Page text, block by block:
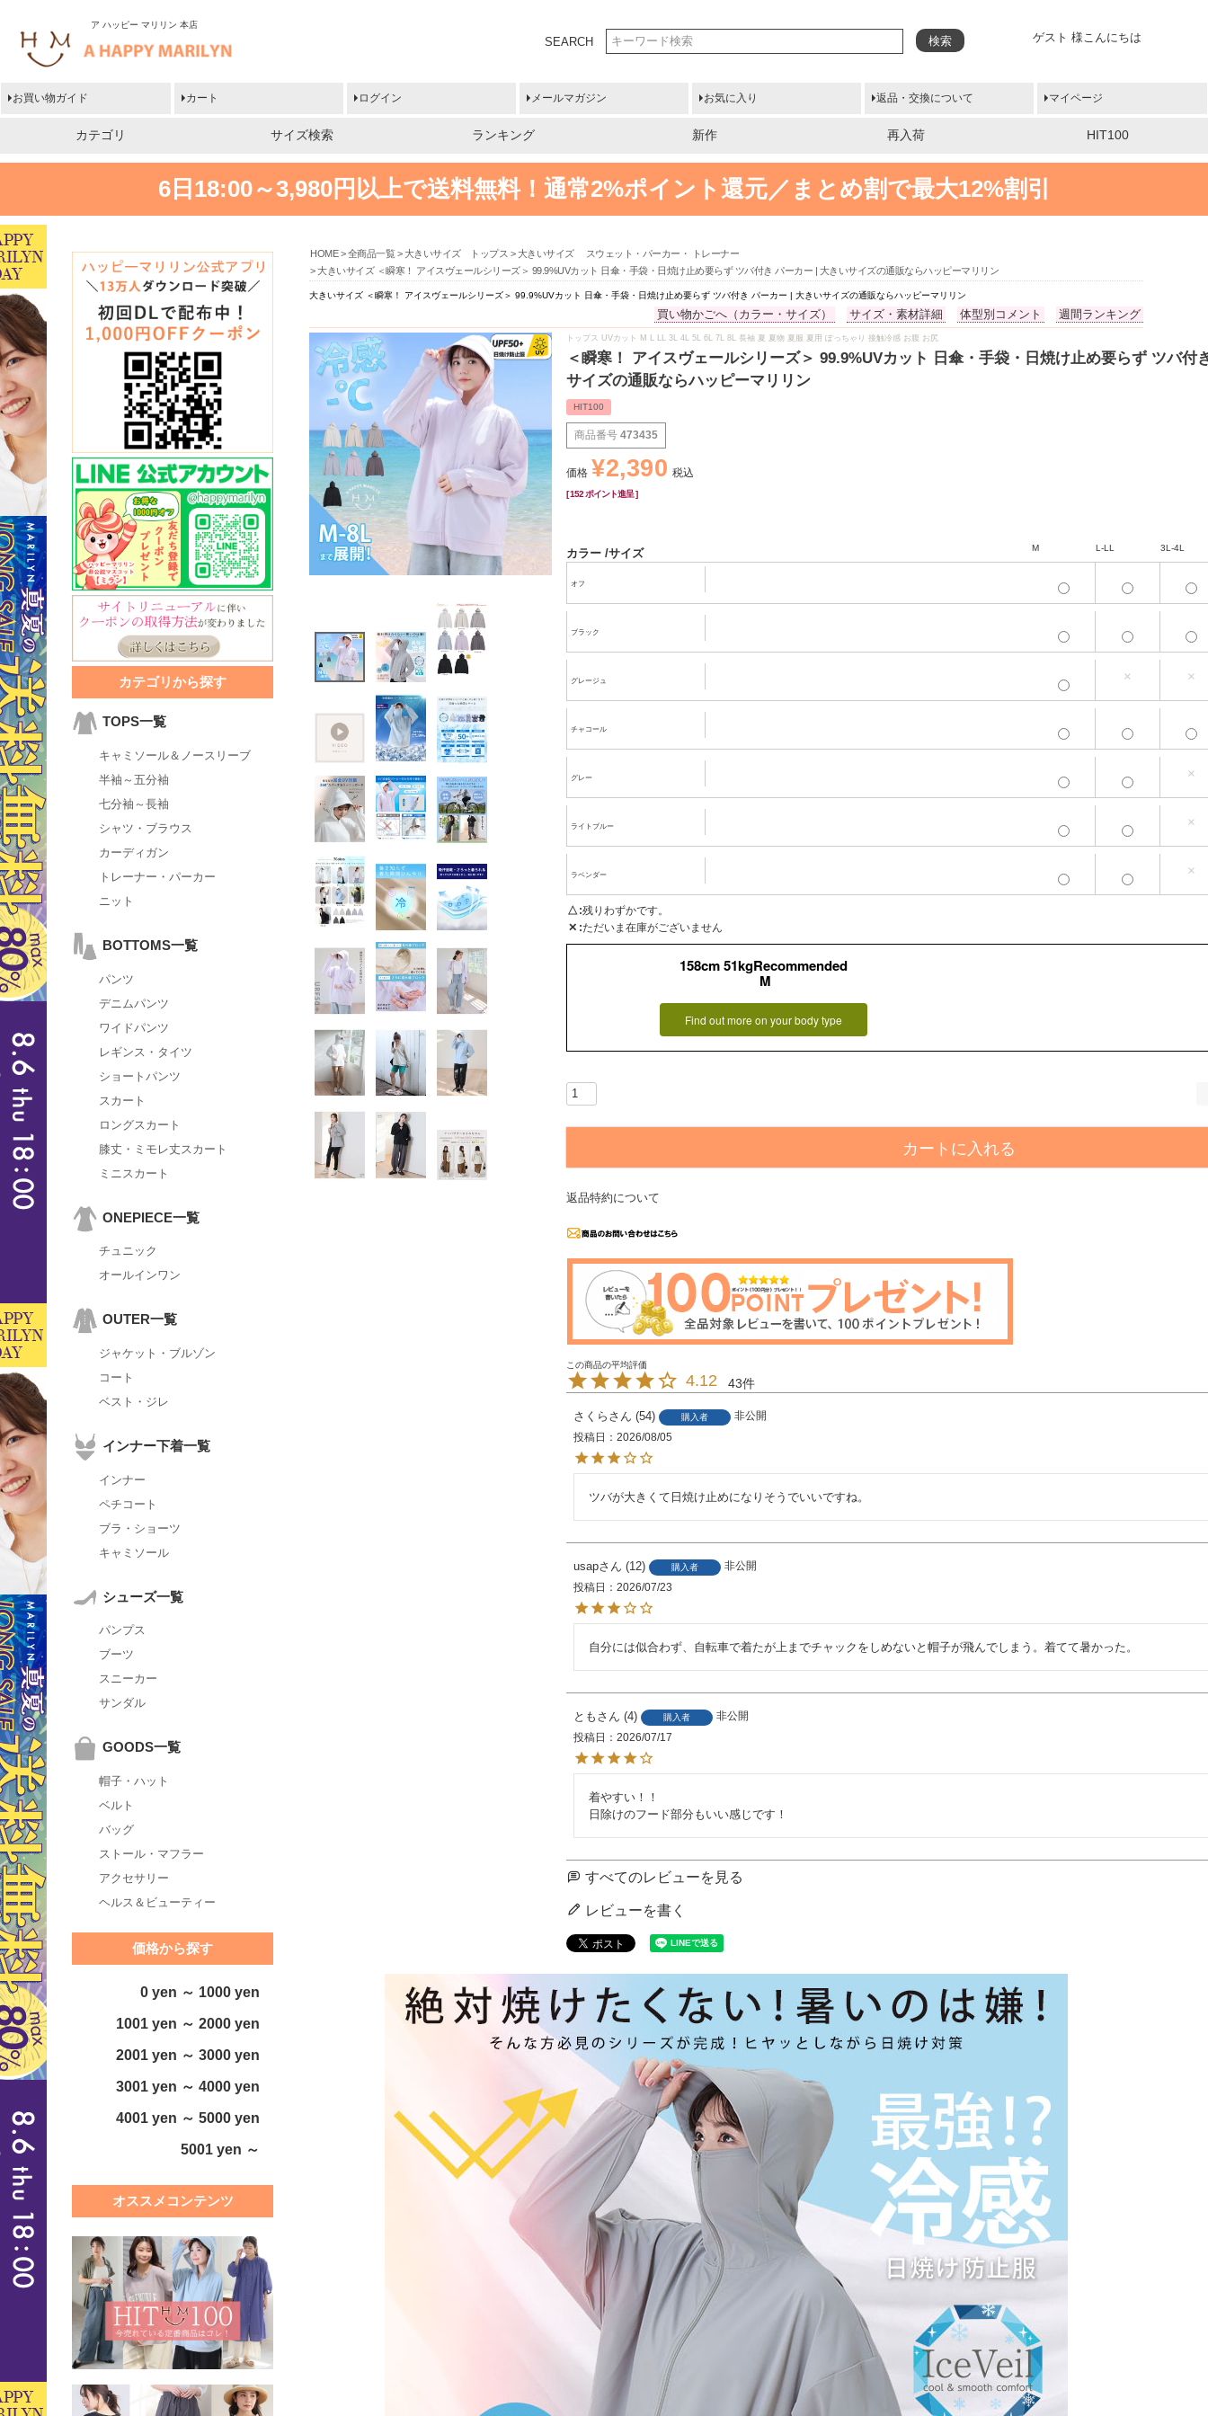
ア ハッピー マリリン 本店
ゲスト 様こんにちは
SEARCH 検索
お買い物ガイド カート ログイン メールマガジン お気に入り 返品・交換について マイページ
カテゴリ サイズ検索 ランキング 新作 再入荷 HIT100
6日18:00～3,980円以上で送料無料！ 通常2%ポイント還元／まとめ割で最大12%割引
カテゴリから探す
TOPS一覧
キャミソール＆ノースリーブ
半袖～五分袖
七分袖～長袖
シャツ・ブラウス
カーディガン
トレーナー・パーカー
ニット
BOTTOMS一覧
パンツ
デニムパンツ
ワイドパンツ
レギンス・タイツ
ショートパンツ
スカート
ロングスカート
膝丈・ミモレ丈スカート
ミニスカート
ONEPIECE一覧
チュニック
オールインワン
OUTER一覧
ジャケット・ブルゾン
コート
ベスト・ジレ
インナー下着一覧
インナー
ペチコート
ブラ・ショーツ
キャミソール
シューズ一覧
パンプス
ブーツ
スニーカー
サンダル
GOODS一覧
帽子・ハット
ベルト
バッグ
ストール・マフラー
アクセサリー
ヘルス＆ビューティー
価格から探す
0 yen ～ 1000 yen
1001 yen ～ 2000 yen
2001 yen ～ 3000 yen
3001 yen ～ 4000 yen
4001 yen ～ 5000 yen
5001 yen ～
オススメコンテンツ
HOME 全商品一覧 大きいサイズ トップス
大きいサイズ スウェット・パーカー・ トレーナー
大きいサイズ ＜瞬寒！ アイスヴェールシリーズ＞ 99.9%UVカット 日傘・手袋・日焼け止め要らず ツバ付き パーカー | 大きいサイズの通販ならハッピーマリリン
大きいサイズ ＜瞬寒！ アイスヴェールシリーズ＞ 99.9%UVカット 日傘・手袋・日焼け止め要らず ツバ付き パーカー | 大きいサイズの通販ならハッピーマリリン
買い物かごへ（カラー・サイズ） サイズ・素材詳細 体型別コメント 週間ランキング
トップス UVカット M L LL 3L 4L 5L 6L 7L 8L 長袖 夏 夏物 夏服 夏用 ぽっちゃり 接触冷感 お腹 お尻
＜瞬寒！ アイスヴェールシリーズ＞ 99.9%UVカット 日傘・手袋・日焼け止め要らず ツバ付
サイズの通販ならハッピーマリリン
HIT100
商品番号 473435
価格 ¥2,390 税込
[152 ポイント進呈 ]
カラー サイズ
オフ
M L-LL 3L-4L
ブラック
グレージュ × ×
チャコール
グレー ×
ライトブルー ×
ラベンダー ×
△ 残りわずかです。
✕ ただいま在庫がございません
158cm 51kgRecommended
M
Find out more on your body type
カートに入れる
返品特約について
4.12 43
さくら 54 購入者
非公開
投稿日
2026/08/05
ツバが大きくて日焼け止めになりそうでいいですね。
usap 12 購入者
非公開
投稿日
2026/07/23
自分には似合わず、自転車で着たが上までチャックをしめないと帽子が飛んでしまう。着てて暑かった。
とも 4 購入者
非公開
投稿日
2026/07/17
着やすい！！
日除けのフード部分もいい感じです！
すべてのレビューを見る
レビューを書く